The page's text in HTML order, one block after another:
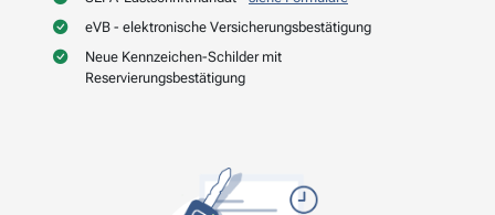
eVB - elektronische Versicherungsbestätigung
Neue Kennzeichen-Schilder mit
Reservierungsbestätigung